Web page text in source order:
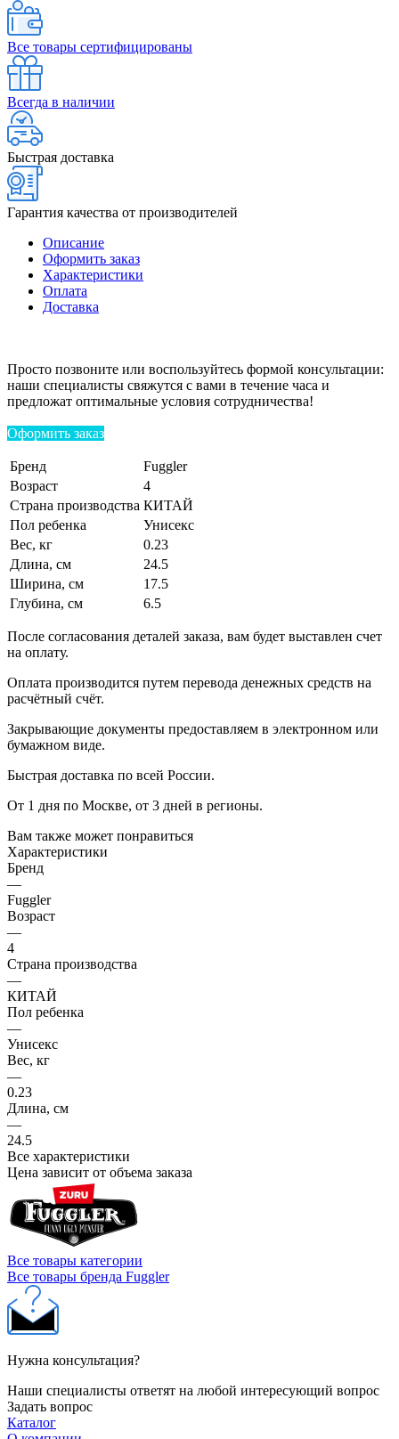
Все товары сертифицированы
Всегда в наличии
Быстрая доставка
Гарантия качества от производителей
Описание
Оформить заказ
Характеристики
Оплата
Доставка
Просто позвоните или воспользуйтесь формой консультации:
наши специалисты свяжутся с вами в течение часа и
предложат оптимальные условия сотрудничества!
Оформить заказ
Бренд
Fuggler
Возраст
4
Страна производства КИТАЙ
Пол ребенка
Унисекс
Вес, кг
0.23
Длина, см
24.5
Ширина, см
17.5
Глубина, см
6.5
После согласования деталей заказа, вам будет выставлен счет
на оплату.
Оплата производится путем перевода денежных средств на
расчётный счёт.
Закрывающие документы предоставляем в электронном или
бумажном виде.
Быстрая доставка по всей России.
От 1 дня по Москве, от 3 дней в регионы.
Вам также может понравиться
Характеристики
Бренд
—
Fuggler
Возраст
—
4
Страна производства
—
КИТАЙ
Пол ребенка
—
Унисекс
Вес, кг
—
0.23
Длина, см
—
24.5
Все характеристики
Цена зависит от объема заказа
Все товары категории
Все товары бренда Fuggler
Нужна консультация?
Наши специалисты ответят на любой интересующий вопрос
Задать вопрос
Каталог